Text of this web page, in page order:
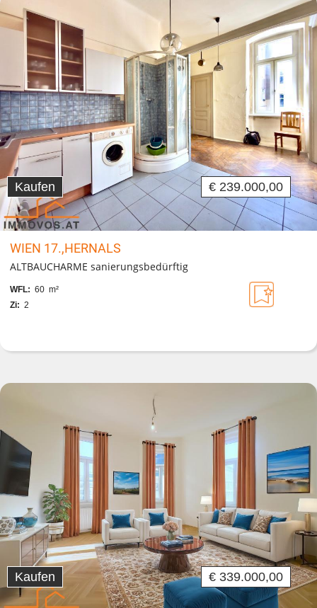
Kaufen € 239.000,00
WIEN 17.,HERNALS
ALTBAUCHARME sanierungsbedürftig
WFL: 60 m²
Zi: 2
Kaufen € 339.000,00